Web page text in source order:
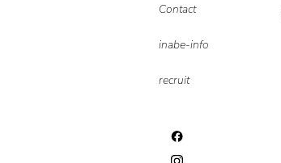
Contact
inabe-info
recruit